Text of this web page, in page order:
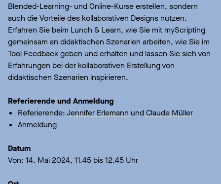
Blended-Learning- und Online-Kurse erstellen, sondern
auch die Vorteile des kollaborativen Designs nutzen.
Erfahren Sie beim Lunch & Learn, wie Sie mit myScripting
gemeinsam an didaktischen Szenarien arbeiten, wie Sie im
Tool Feedback geben und erhalten und lassen Sie sich von
Erfahrungen bei der kollaborativen Erstellung von
didaktischen Szenarien inspirieren.­­­
Referierende und Anmeldung
Referierende:Jennifer Erlemann undClaude Müller
Anmeldung
Datum
Von: 14. Mai 2024, 11.45 bis 12.45 Uhr